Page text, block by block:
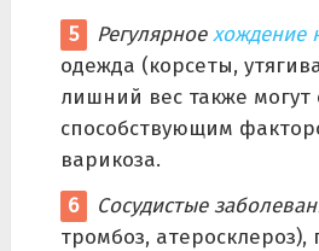
Регулярноехождение
одежда (корсеты,
лишний вес также могут
способствующим
варикоза.
Сосудистые
тромбоз,